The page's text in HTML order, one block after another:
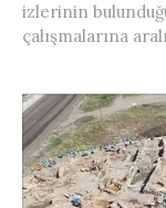
izlerinin
çalışmalarına